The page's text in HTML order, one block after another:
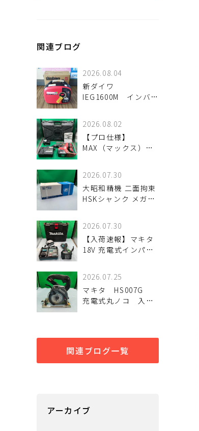
関連ブログ
2026.08.04
新ダイワ
IEG1600M インバー
2026.08.02
【プロ仕様】
MAX（マックス）
R266」が入荷。優れ
た穿孔スピードとタ
フなスタミナを検証
解説
2026.07.30
大昭和精機 二面拘束
HSKシャンク メガニ
120 が
2026.07.30
【入荷速報】マキタ
18V 充電式インパク
品
2026.07.25
マキタ HS007G
充電式丸ノコ 入荷
関連ブログ一覧
アーカイブ